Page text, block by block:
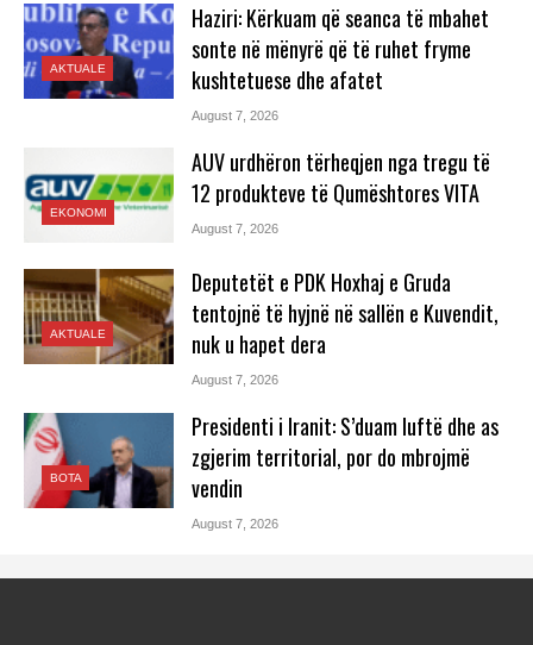
AKTUALE
Haziri: Kërkuam që seanca të mbahet
sonte në mënyrë që të ruhet fryme
kushtetuese dhe afatet
August 7, 2026
EKONOMI
AUV urdhëron tërheqjen nga tregu të
12 produkteve të Qumështores VITA
August 7, 2026
AKTUALE
Deputetët e PDK Hoxhaj e Gruda
tentojnë të hyjnë në sallën e Kuvendit,
nuk u hapet dera
August 7, 2026
BOTA
Presidenti i Iranit: S’duam luftë dhe as
zgjerim territorial, por do mbrojmë
vendin
August 7, 2026